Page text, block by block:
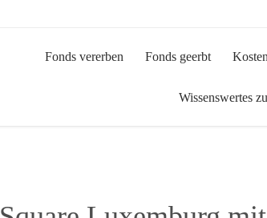
Fonds vererben Fonds geerbt
Wissenswertes